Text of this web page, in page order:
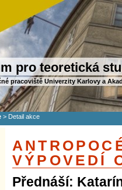
pro teoretická
pracoviště Univerzity Karlovy a
> Detail akce
VÝPOVEDÍ
Přednáší: